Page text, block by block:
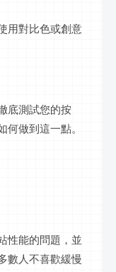
用對比色或創意
底測試您的按
何做到這一點。
性能的問題，並
數人不喜歡緩慢